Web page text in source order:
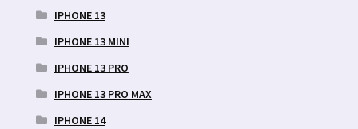
IPHONE 13
IPHONE 13 MINI
IPHONE 13 PRO
IPHONE 13 PRO MAX
IPHONE 14